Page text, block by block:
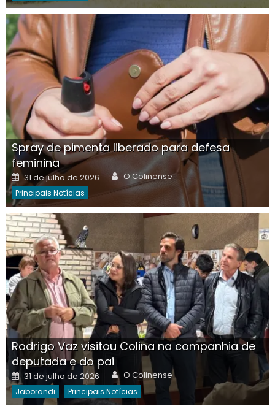
Spray de pimenta liberado para defesa
feminina
Posted
on
31 de julho de 2026 Author
O Colinense
Principais Notícias
Rodrigo Vaz visitou Colina na companhia de
deputada e do pai
Posted
on
31 de julho de 2026 Author
O Colinense
Jaborandi Principais Notícias